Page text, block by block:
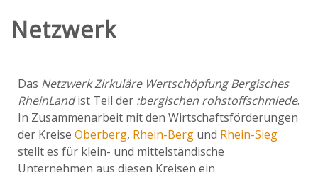
Netzwerk
Das Netzwerk Zirkuläre Wertschöpfung Bergisches
RheinLandist Teil der :bergischen rohstoffschmiede.
In Zusammenarbeit mit den Wirtschaftsförderungen
der Kreise Oberberg, Rhein-Berg und Rhein-Sieg
stellt es für klein- und mittelständische
Unternehmen aus diesen Kreisen ein